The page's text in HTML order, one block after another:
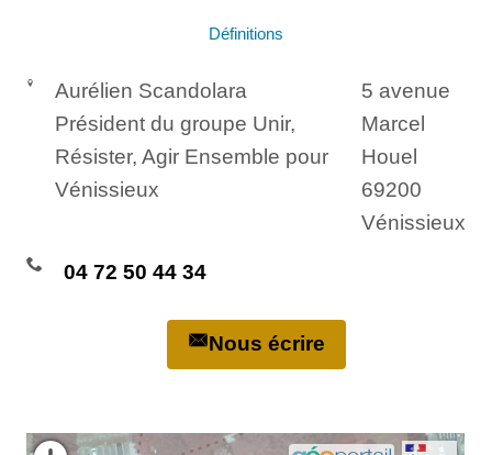
Définitions
Aurélien Scandolara
Président du groupe Unir,
Résister, Agir Ensemble pour
Vénissieux
5 avenue
Marcel
Houel
69200
Vénissieux
04 72 50 44 34
Nous écrire